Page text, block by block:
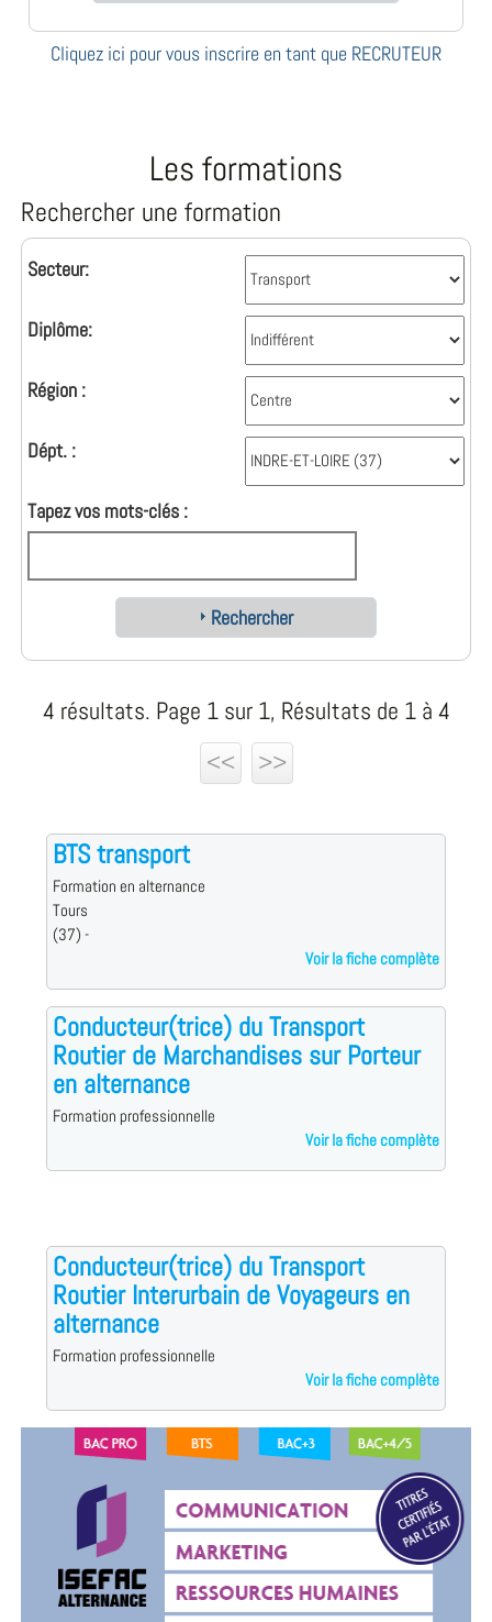
Cliquez ici pour vous inscrire en tant que RECRUTEUR
Les formations
Rechercher une formation
Secteur:
Diplôme:
Région :
Dépt. :
Tapez vos mots-clés :
Rechercher
4 résultats. Page 1 sur 1, Résultats de 1 à 4
<<
>>
BTS transport
Formation en alternance
Tours
(37) -
Voir la fiche complète
Conducteur(trice) du Transport
Routier de Marchandises sur Porteur
en alternance
Formation professionnelle
Voir la fiche complète
Conducteur(trice) du Transport
Routier Interurbain de Voyageurs en
alternance
Formation professionnelle
Voir la fiche complète